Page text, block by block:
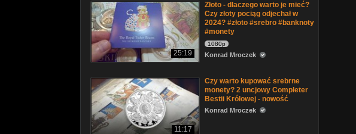
25:19
Złoto - dlaczego warto je mieć?
Czy złoty pociąg odjechał w
2024? #złoto #srebro #banknoty
#monety
1080p
Konrad Mroczek
11:17
Czy warto kupować srebrne
monety? 2 uncjowy Completer
Bestii Królowej - nowość
Konrad Mroczek